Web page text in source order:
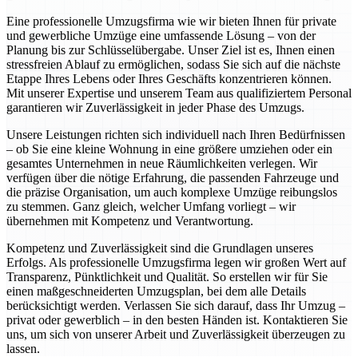
Eine professionelle Umzugsfirma wie wir bieten Ihnen für private
und gewerbliche Umzüge eine umfassende Lösung – von der
Planung bis zur Schlüsselübergabe. Unser Ziel ist es, Ihnen einen
stressfreien Ablauf zu ermöglichen, sodass Sie sich auf die nächste
Etappe Ihres Lebens oder Ihres Geschäfts konzentrieren können.
Mit unserer Expertise und unserem Team aus qualifiziertem Personal
garantieren wir Zuverlässigkeit in jeder Phase des Umzugs.
Unsere Leistungen richten sich individuell nach Ihren Bedürfnissen
– ob Sie eine kleine Wohnung in eine größere umziehen oder ein
gesamtes Unternehmen in neue Räumlichkeiten verlegen. Wir
verfügen über die nötige Erfahrung, die passenden Fahrzeuge und
die präzise Organisation, um auch komplexe Umzüge reibungslos
zu stemmen. Ganz gleich, welcher Umfang vorliegt – wir
übernehmen mit Kompetenz und Verantwortung.
Kompetenz und Zuverlässigkeit sind die Grundlagen unseres
Erfolgs. Als professionelle Umzugsfirma legen wir großen Wert auf
Transparenz, Pünktlichkeit und Qualität. So erstellen wir für Sie
einen maßgeschneiderten Umzugsplan, bei dem alle Details
berücksichtigt werden. Verlassen Sie sich darauf, dass Ihr Umzug –
privat oder gewerblich – in den besten Händen ist. Kontaktieren Sie
uns, um sich von unserer Arbeit und Zuverlässigkeit überzeugen zu
lassen.